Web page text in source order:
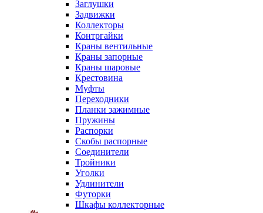
Заглушки
Задвижки
Коллекторы
Контргайки
Краны вентильные
Краны запорные
Краны шаровые
Крестовина
Муфты
Переходники
Планки зажимные
Пружины
Распорки
Скобы распорные
Соединители
Тройники
Уголки
Удлинители
Футорки
Шкафы коллекторные